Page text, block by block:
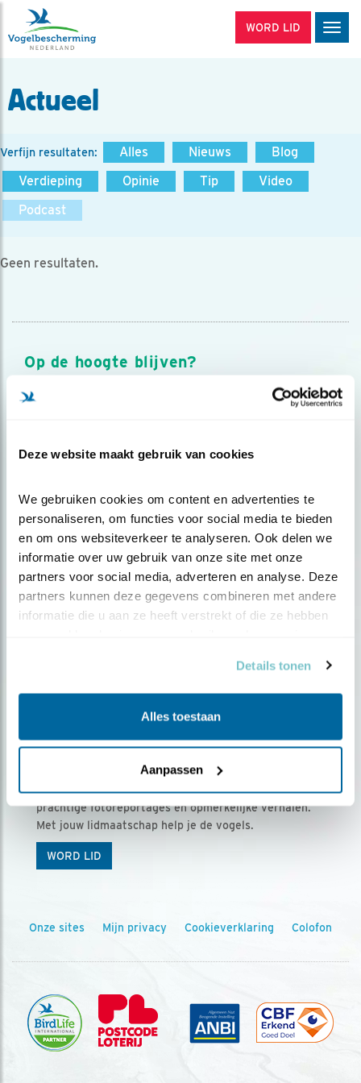
Deze website maakt gebruik van cookies
We gebruiken cookies om content en advertenties te
personaliseren, om functies voor social media te bieden
en om ons websiteverkeer te analyseren. Ook delen we
informatie over uw gebruik van onze site met onze
partners voor social media, adverteren en analyse. Deze
partners kunnen deze gegevens combineren met andere
informatie die u aan ze heeft verstrekt of die ze hebben
Details tonen
Alles toestaan
Aanpassen
WORD LID
Actueel
Verfijn resultaten: Alles Nieuws
Blog
Verdieping
Opinie Tip
Video
Podcast
Geen resultaten.
Op de hoogte blijven?
Meld je aan en ontvang nieuws, inspiratie, acties en tips
over vogels en activiteiten van Vogelbescherming.
Ontvang 5 x Vogels voor € 36,00 per jaar
Vogels is het tijdschrift voor onze leden, met
prachtige fotoreportages en opmerkelijke verhalen.
Met jouw lidmaatschap help je de vogels.
WORD LID
Onze sites Mijn privacy Cookieverklaring Colofon